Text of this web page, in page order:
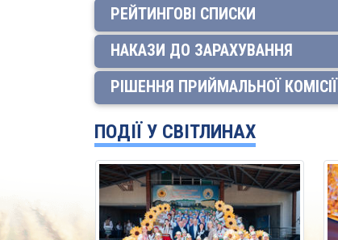
РЕЙТИНГОВІ СПИСКИ
НАКАЗИ ДО ЗАРАХУВАННЯ
РІШЕННЯ ПРИЙМАЛЬНОЇ КОМІСІЇ
ПОДІЇ У СВІТЛИНАХ